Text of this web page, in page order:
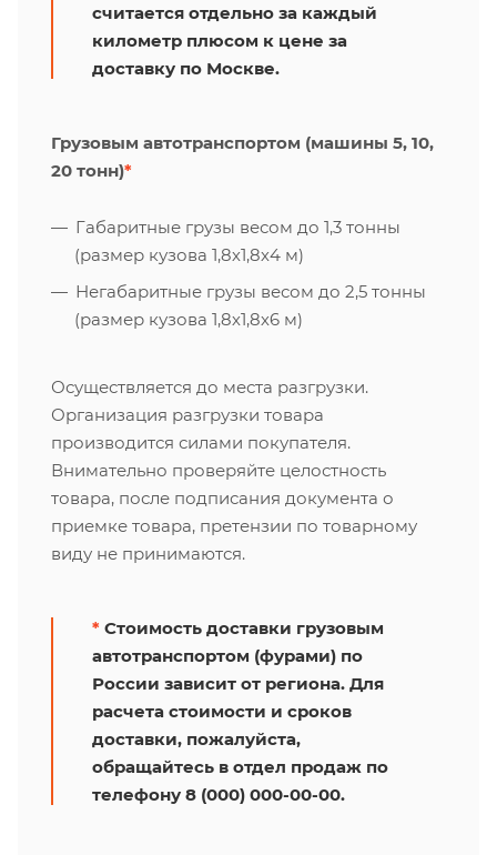
считается отдельно за каждый
километр плюсом к цене за
доставку по Москве.
Грузовым автотранспортом (машины 5, 10,
20 тонн)*
Габаритные грузы весом до 1,3 тонны
(размер кузова 1,8х1,8х4 м)
Негабаритные грузы весом до 2,5 тонны
(размер кузова 1,8х1,8х6 м)
Осуществляется до места разгрузки.
Организация разгрузки товара
производится силами покупателя.
Внимательно проверяйте целостность
товара, после подписания документа о
приемке товара, претензии по товарному
виду не принимаются.
* Стоимость доставки грузовым
автотранспортом (фурами) по
России зависит от региона. Для
расчета стоимости и сроков
доставки, пожалуйста,
обращайтесь в отдел продаж по
телефону 8 (000) 000-00-00.